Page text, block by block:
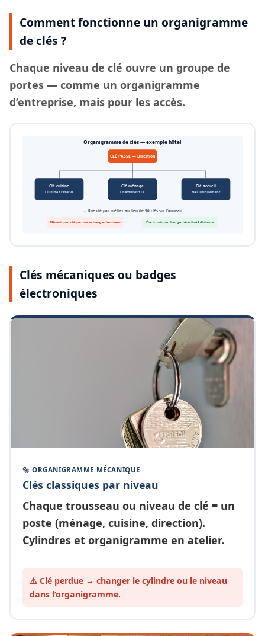
Comment fonctionne un organigramme
de clés ?
Chaque niveau de clé ouvre un groupe de
portes — comme un organigramme
d’entreprise, mais pour les accès.
Organigramme de clés — exemple hôtel
CLÉ PASSE — Direction
Clé cuisine
Cuisine + réserve
Clé ménage
Chambres + LT
Clé accueil
Hall uniquement
→ Une clé par métier au lieu de 50 clés sur l’anneau
Mécanique : clé perdue = changer le niveau Électronique : badge désactivé à distance
Clés mécaniques ou badges
électroniques
🔩 ORGANIGRAMME MÉCANIQUE
Clés classiques par niveau
Chaque trousseau ou niveau de clé = un
poste (ménage, cuisine, direction).
Cylindres et organigramme en atelier.
⚠️ Clé perdue → changer le cylindre ou le niveau
dans l’organigramme.